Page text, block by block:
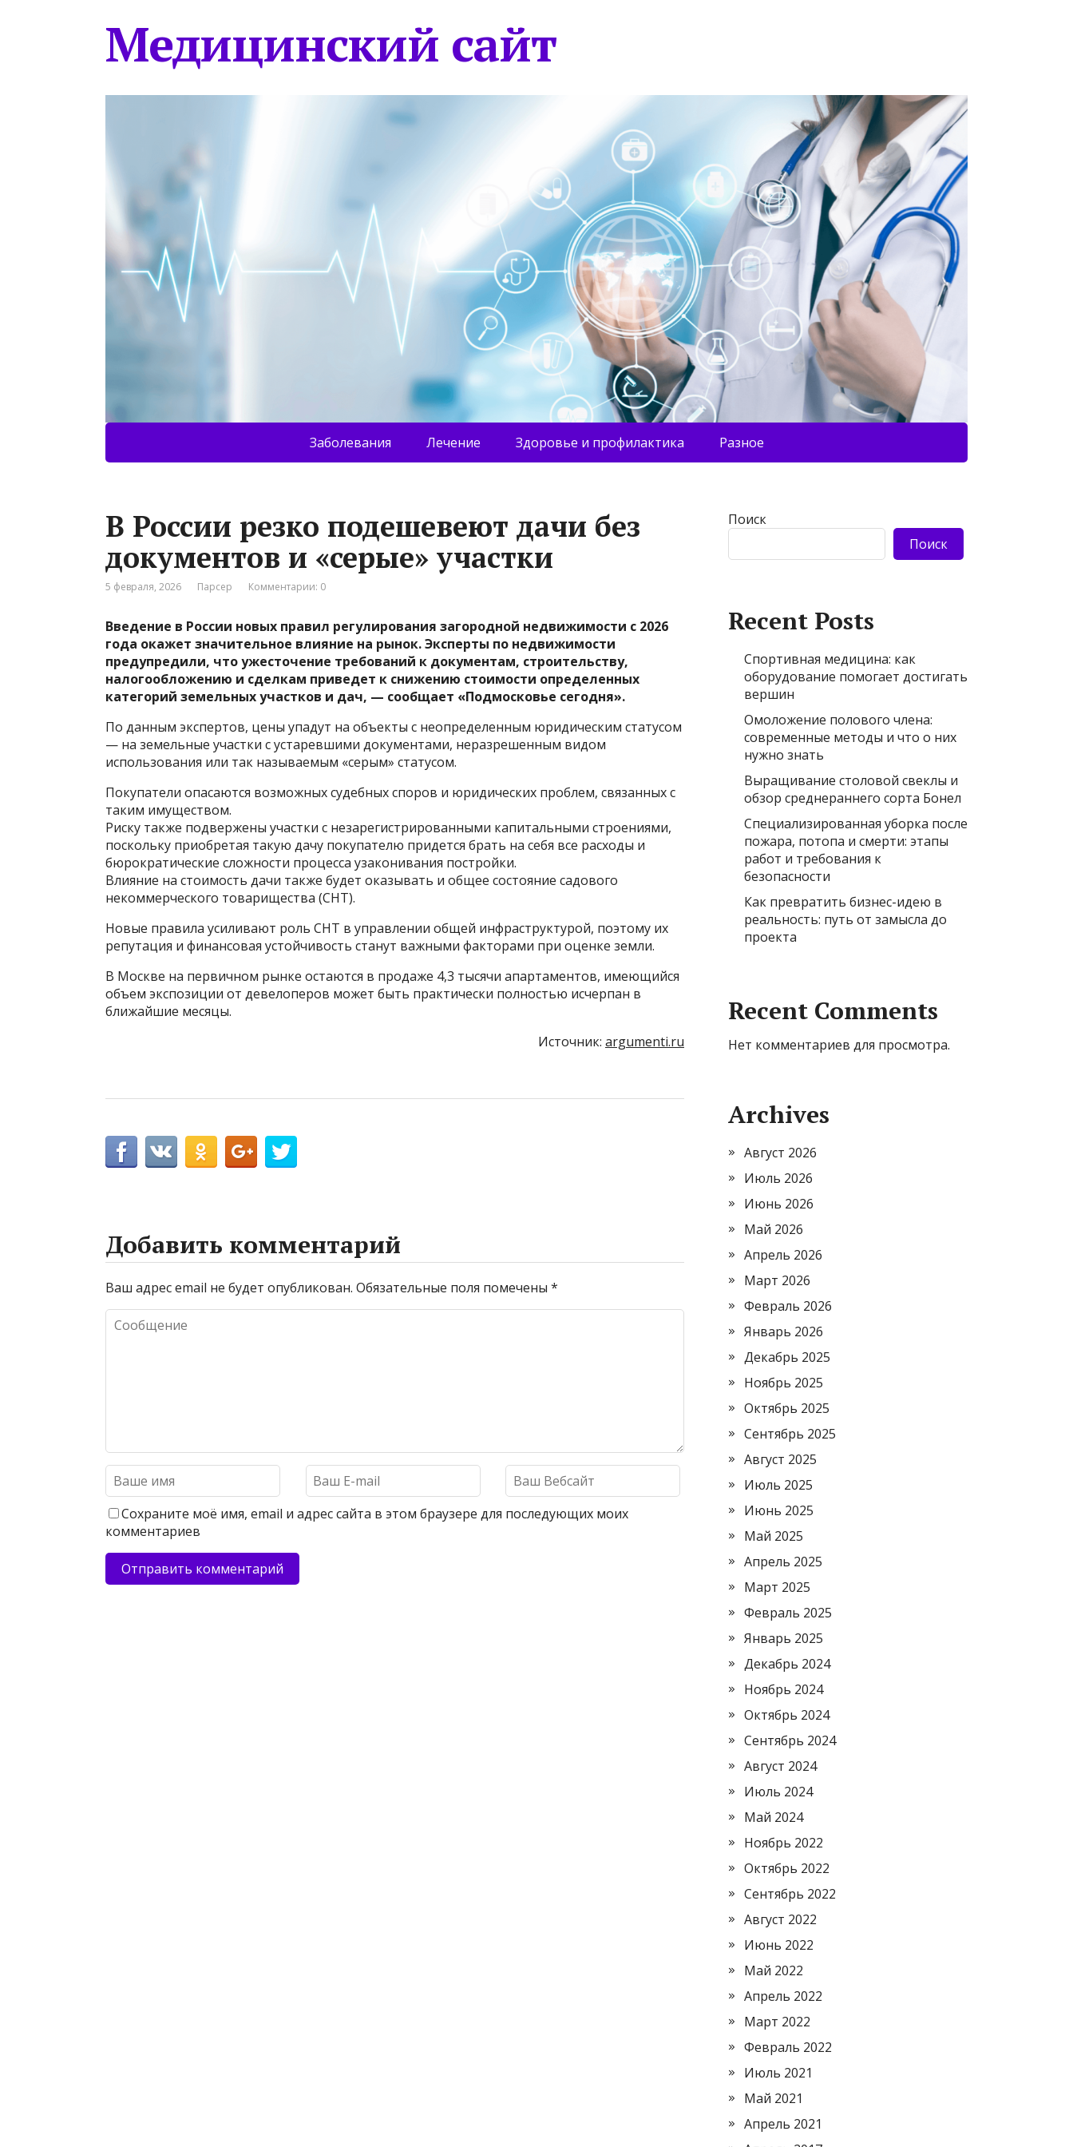
Медицинский сайт
Заболевания Лечение Здоровье и профилактика Разное
В России резко подешевеют дачи без
документов и «серые» участки
5 февраля, 2026 Парсер Комментарии: 0
Введение в России новых правил регулирования загородной недвижимости с 2026
года окажет значительное влияние на рынок. Эксперты по недвижимости
предупредили, что ужесточение требований к документам, строительству,
налогообложению и сделкам приведет к снижению стоимости определенных
категорий земельных участков и дач, — сообщает «Подмосковье сегодня».
По данным экспертов, цены упадут на объекты с неопределенным юридическим статусом
— на земельные участки с устаревшими документами, неразрешенным видом
использования или так называемым «серым» статусом.
Покупатели опасаются возможных судебных споров и юридических проблем, связанных с
таким имуществом.
Риску также подвержены участки с незарегистрированными капитальными строениями,
поскольку приобретая такую дачу покупателю придется брать на себя все расходы и
бюрократические сложности процесса узаконивания постройки.
Влияние на стоимость дачи также будет оказывать и общее состояние садового
некоммерческого товарищества (СНТ).
Новые правила усиливают роль СНТ в управлении общей инфраструктурой, поэтому их
репутация и финансовая устойчивость станут важными факторами при оценке земли.
В Москве на первичном рынке остаются в продаже 4,3 тысячи апартаментов, имеющийся
объем экспозиции от девелоперов может быть практически полностью исчерпан в
ближайшие месяцы.
Источник: argumenti.ru
Добавить комментарий
Ваш адрес email не будет опубликован. Обязательные поля помечены *
Сохраните моё имя, email и адрес сайта в этом браузере для последующих моих
комментариев
Поиск
Поиск
Recent Posts
Спортивная медицина: как
оборудование помогает достигать
вершин
Омоложение полового члена:
современные методы и что о них
нужно знать
Выращивание столовой свеклы и
обзор среднераннего сорта Бонел
Специализированная уборка после
пожара, потопа и смерти: этапы
работ и требования к
безопасности
Как превратить бизнес-идею в
реальность: путь от замысла до
проекта
Recent Comments
Нет комментариев для просмотра.
Archives
Август 2026
Июль 2026
Июнь 2026
Май 2026
Апрель 2026
Март 2026
Февраль 2026
Январь 2026
Декабрь 2025
Ноябрь 2025
Октябрь 2025
Сентябрь 2025
Август 2025
Июль 2025
Июнь 2025
Май 2025
Апрель 2025
Март 2025
Февраль 2025
Январь 2025
Декабрь 2024
Ноябрь 2024
Октябрь 2024
Сентябрь 2024
Август 2024
Июль 2024
Май 2024
Ноябрь 2022
Октябрь 2022
Сентябрь 2022
Август 2022
Июнь 2022
Май 2022
Апрель 2022
Март 2022
Февраль 2022
Июль 2021
Май 2021
Апрель 2021